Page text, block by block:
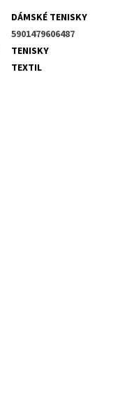
DÁMSKÉ TENISKY
5901479606487
TENISKY
TEXTIL